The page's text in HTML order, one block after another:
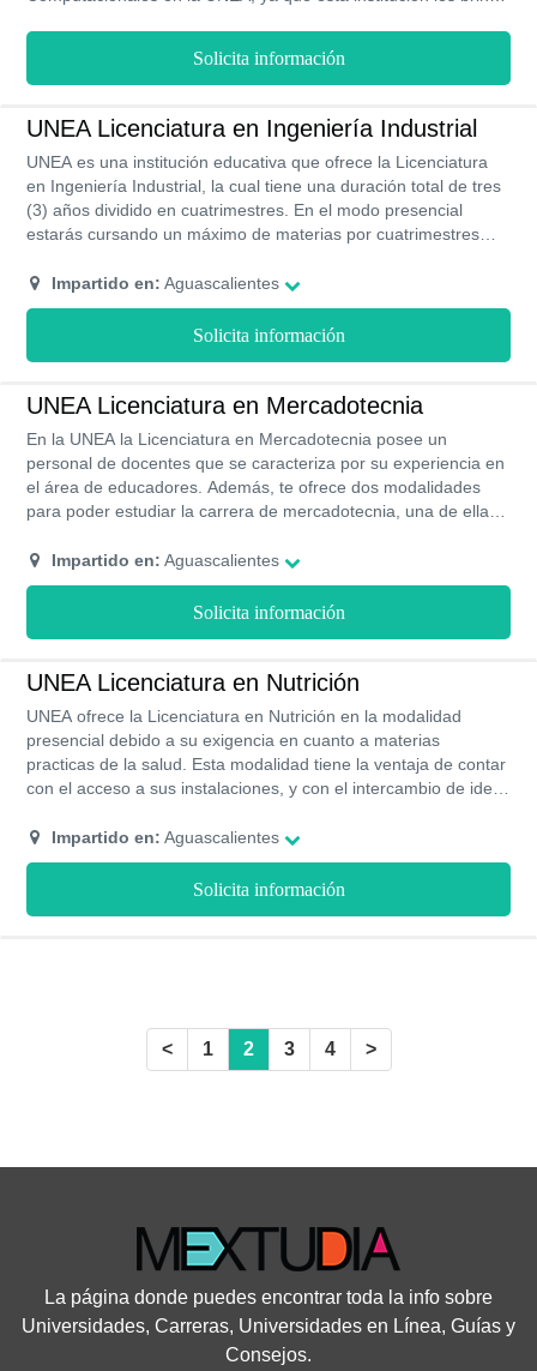
Solicita información
UNEA Licenciatura en Ingeniería Industrial
UNEA es una institución educativa que ofrece la Licenciatura
en Ingeniería Industrial, la cual tiene una duración total de tres
(3) años dividido en cuatrimestres. En el modo presencial
estarás cursando un máximo de materias por cuatrimestres
podrás cursar las materias de acuerdo a tu disposición y al
horario que mejor te convenga.
Impartido en: Aguascalientes
Solicita información
UNEA Licenciatura en Mercadotecnia
En la UNEA la Licenciatura en Mercadotecnia posee un
personal de docentes que se caracteriza por su experiencia en
el área de educadores. Además, te ofrece dos modalidades
para poder estudiar la carrera de mercadotecnia, una de ellas
en línea.
Impartido en: Aguascalientes
Solicita información
UNEA Licenciatura en Nutrición
UNEA ofrece la Licenciatura en Nutrición en la modalidad
presencial debido a su exigencia en cuanto a materias
practicas de la salud. Esta modalidad tiene la ventaja de contar
con el acceso a sus instalaciones, y con el intercambio de ideas
grupo.Impartido en: Aguascalientes
Solicita información
< 1 2 3 4 >
La página donde puedes encontrar toda la info sobre
Universidades, Carreras, Universidades en Línea, Guías y
Consejos.